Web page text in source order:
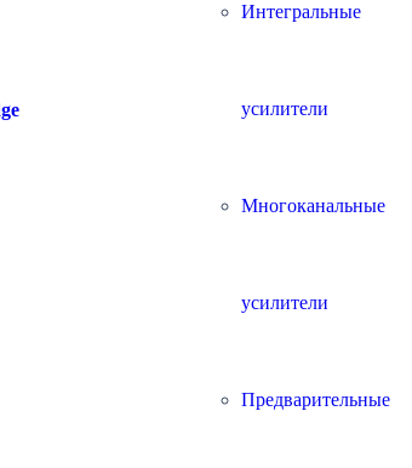
Интегральные
усилители
Многоканальные
усилители
Предварительные